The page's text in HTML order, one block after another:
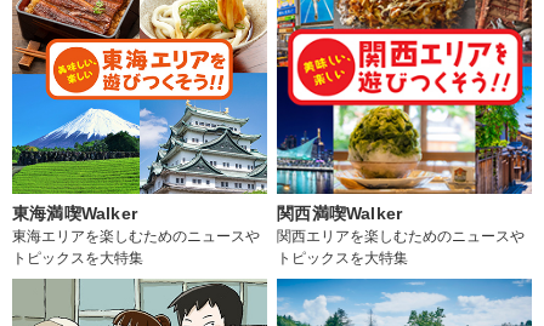
東海満喫Walker
東海エリアを楽しむためのニュースや
トピックスを大特集
関西満喫Walker
関西エリアを楽しむためのニュースや
トピックスを大特集